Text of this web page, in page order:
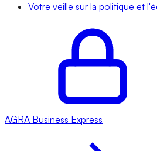
Votre veille sur la politique et
AGRA Business Express